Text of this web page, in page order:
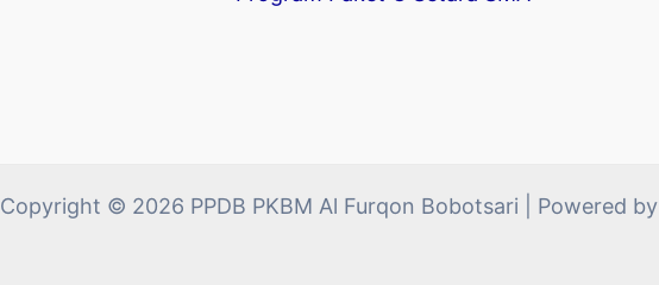
Copyright © 2026 PPDB PKBM Al Furqon Bobotsari | Powered by